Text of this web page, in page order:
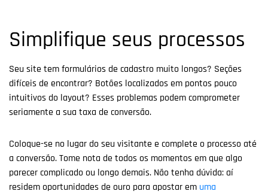
Simplifique seus processos
Seu site tem formulários de cadastro muito longos? Seções
difíceis de encontrar? Botões localizados em pontos pouco
intuitivos do layout? Esses problemas podem comprometer
seriamente a sua taxa de conversão.
Coloque-se no lugar do seu visitante e complete o processo até
a conversão. Tome nota de todos os momentos em que algo
parecer complicado ou longo demais. Não tenha dúvida: aí
residem oportunidades de ouro para apostar em uma